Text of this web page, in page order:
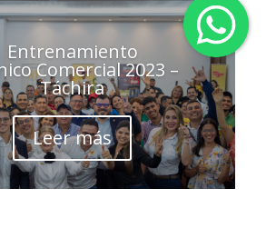
Entrenamiento
Comercial 2023 –
Táchira
Leer más